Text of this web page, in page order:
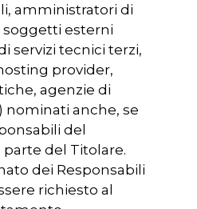
amministratori di
soggetti esterni
servizi tecnici terzi,
provider,
agenzie di
nominati anche, se
del
del Titolare.
dei Responsabili
richiesto al